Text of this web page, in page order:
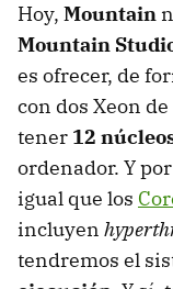
Hoy, Mountain
Mountain
es ofrecer, de
con dos Xeon
tener 12
ordenador. Y
igual que los
incluyen
tendremos el